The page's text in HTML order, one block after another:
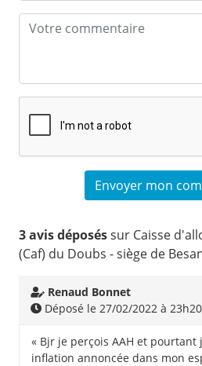
3 avis déposéssur Caisse
(Caf) du Doubs - siège de
Renaud Bonnet
Déposé le 27/02/2022 à 23h20
« Bjr je perçois AAH et
inflation annoncée dans mon